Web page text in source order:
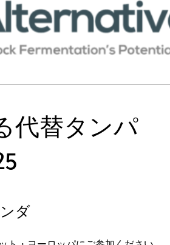
ミリングユニット
ワールプール
ーセールス
ク・コンフィギュレーター
代替タンパ
ダ